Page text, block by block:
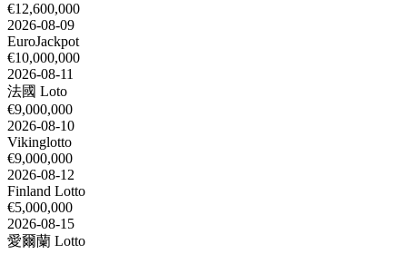
€12,600,000
2026-08-09
EuroJackpot
€10,000,000
2026-08-11
法國 Loto
€9,000,000
2026-08-10
Vikinglotto
€9,000,000
2026-08-12
Finland Lotto
€5,000,000
2026-08-15
愛爾蘭 Lotto